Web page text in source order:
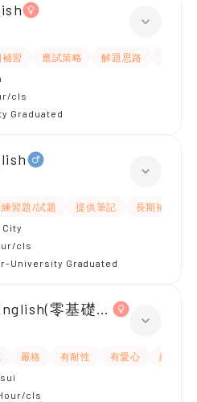
習 應試策略 解題思路
cls
Graduated
習題/試題 提供筆記
長期補習
cls
University Graduated
零基礎, 會話)
嚴格 有耐性 有愛心
細心
cls